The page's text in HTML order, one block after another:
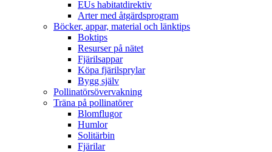
EUs habitatdirektiv
Arter med åtgärdsprogram
Böcker, appar, material och länktips
Boktips
Resurser på nätet
Fjärilsappar
Köpa fjärilsprylar
Bygg själv
Pollinatörsövervakning
Träna på pollinatörer
Blomflugor
Humlor
Solitärbin
Fjärilar